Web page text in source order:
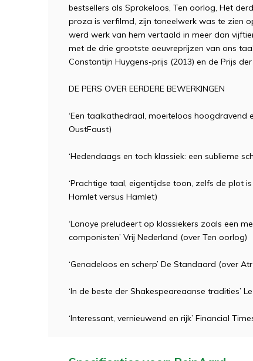
bestsellers als Sprakeloos, Ten oorlog, Het
proza is verfilmd, zijn toneelwerk was te zien
werd werk van hem vertaald in meer dan
met de drie grootste oeuvreprijzen van ons
Constantijn Huygens-prijs (2013) en de Prijs
DE PERS OVER EERDERE BEWERKINGEN
‘Een taalkathedraal, moeiteloos hoogdravend
OustFaust)
‘Hedendaags en toch klassiek: een sublieme
‘Prachtige taal, eigentijdse toon, zelfs de plot
Hamlet versus Hamlet)
‘Lanoye preludeert op klassiekers zoals een
componisten’ Vrij Nederland (over Ten oorlog)
‘Genadeloos en scherp’ De Standaard (over
‘In de beste der Shakespeareaanse tradities’
‘Interessant, vernieuwend en rijk’ Financial